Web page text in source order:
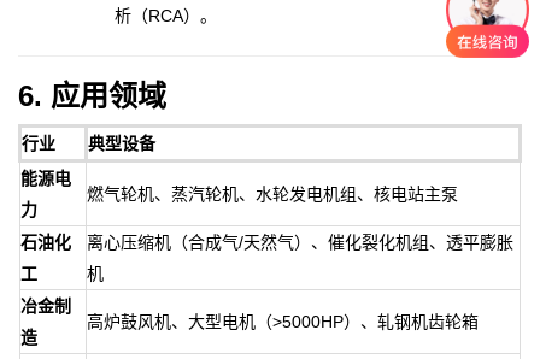
析（RCA）。
6. 应用领域
行业
典型设备
能源电
力
燃气轮机、蒸汽轮机、水轮发电机组、核电站主泵
石油化
工
离心压缩机（合成气/天然气）、催化裂化机组、透平膨胀
机
冶金制
造
高炉鼓风机、大型电机（>5000HP）、轧钢机齿轮箱